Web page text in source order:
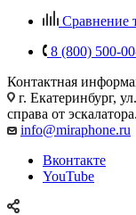
Сравнение
8 (800) 500-
Контактная
г. Екатеринбург,
справа от эскалатора.
info@miraphone.ru
Вконтакте
YouTube